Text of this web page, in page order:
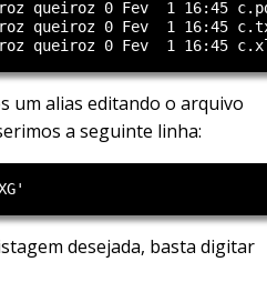
queiroz 0 Fev  1 16:45
queiroz 0 Fev  1 16:45
um alias editando o arquivo
a seguinte linha:
desejada, basta digitar